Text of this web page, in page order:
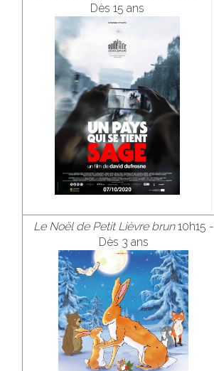
Dès 15 ans
Le Noël de Petit Lièvre brun10h15 -
Dès 3 ans